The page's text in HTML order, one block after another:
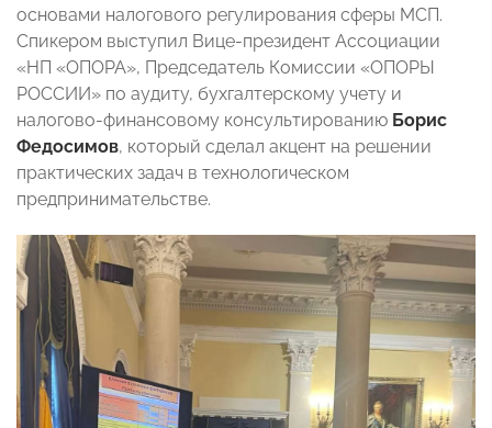
основами налогового регулирования сферы МСП.
Спикером выступил Вице-президент Ассоциации
«НП «ОПОРА», Председатель Комиссии «ОПОРЫ
РОССИИ» по аудиту, бухгалтерскому учету и
налогово-финансовому консультированию Борис
Федосимов, который сделал акцент на решении
практических задач в технологическом
предпринимательстве.